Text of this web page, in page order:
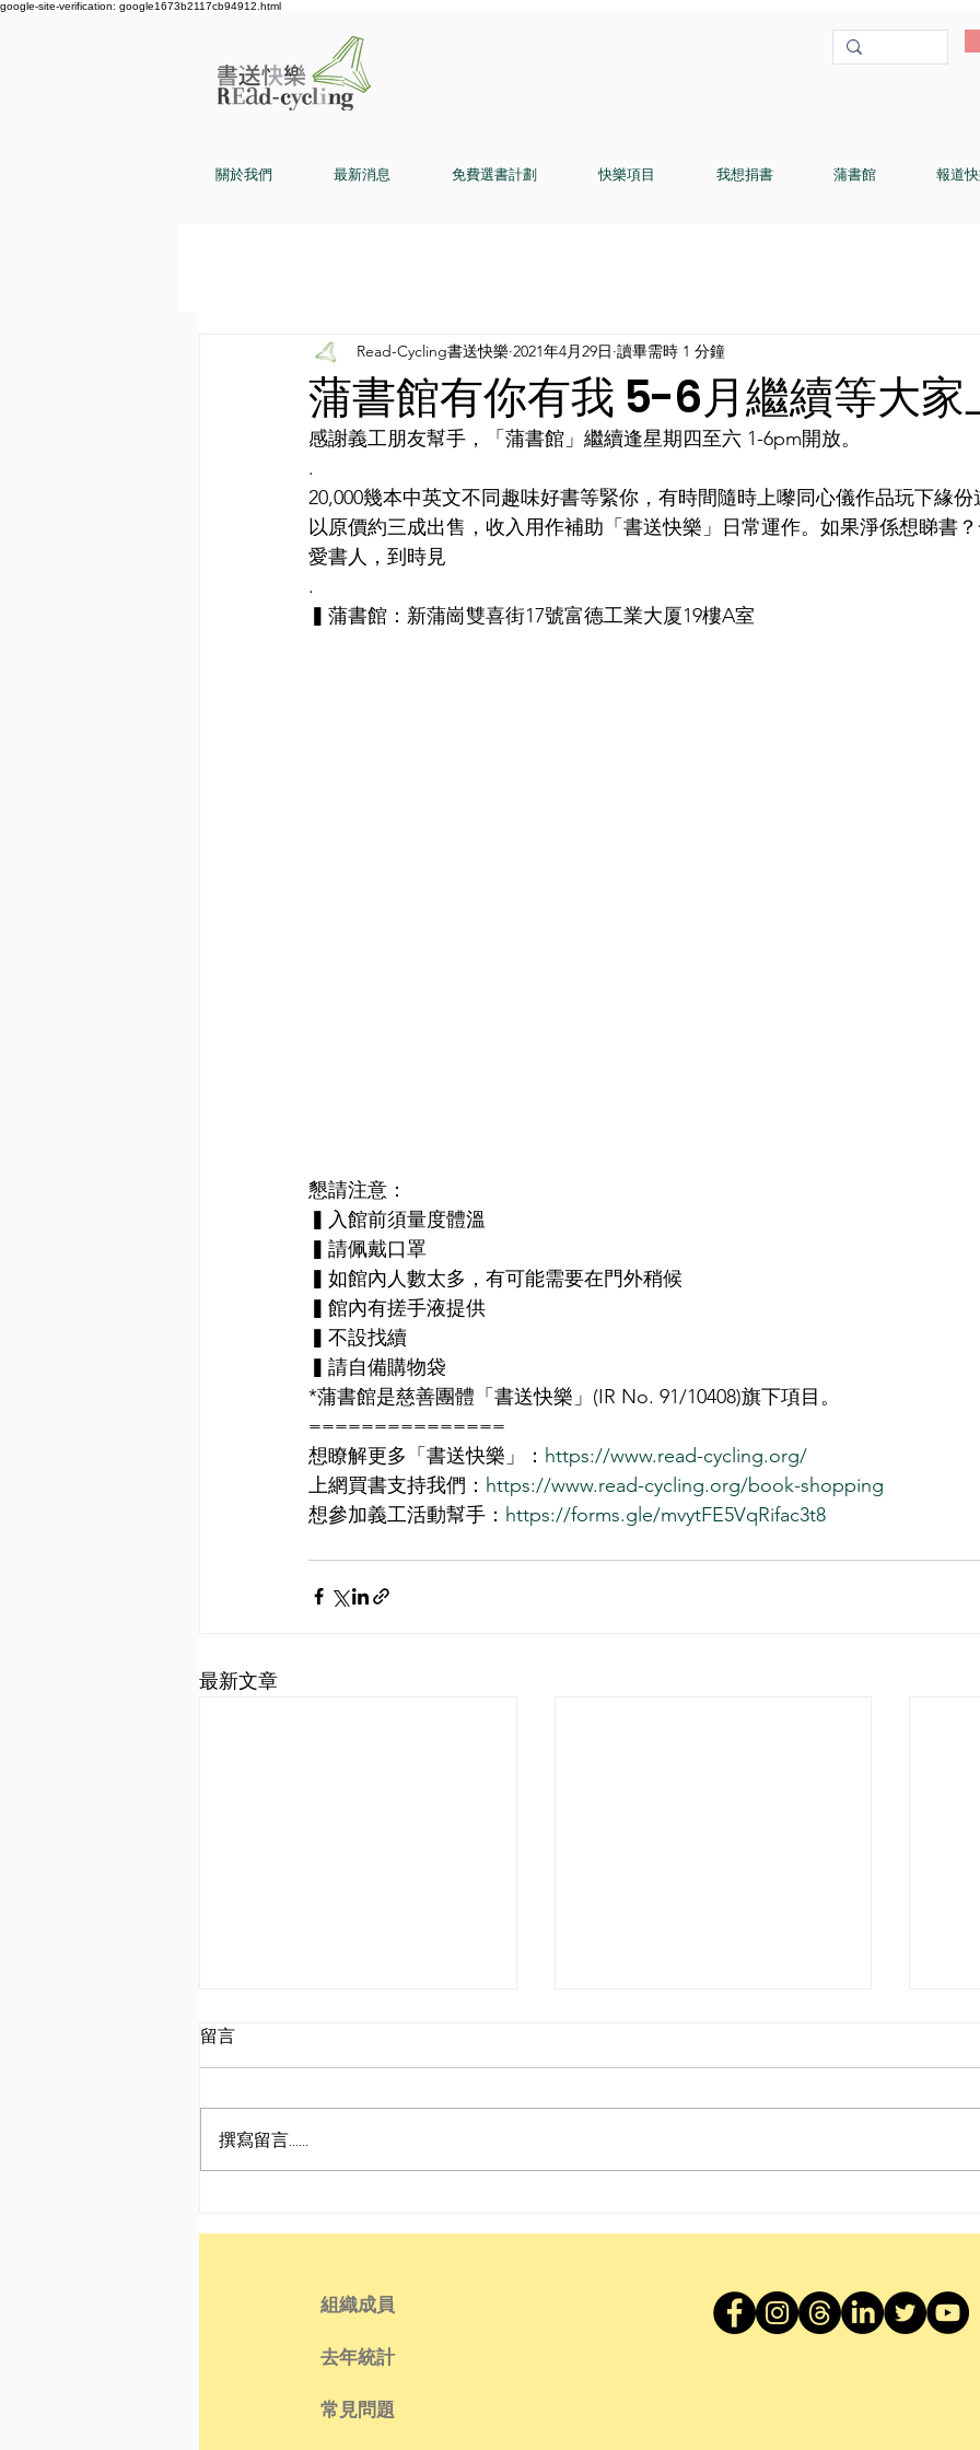
google-site-verification: google1673b2117cb94912.html
關於我們 最新消息 免費選書計劃 快樂項目 我想捐書 蒲書館 報道
蒲書館有你有我 5-6月繼續等大家
Read-Cycling書送快樂 2021年4月29日 讀畢需時 1 分鐘
感謝義工朋友幫手，「蒲書館」繼續逢星期四至六 1-6pm開放。
.
20,000幾本中英文不同趣味好書等緊你，有時間隨時上嚟同心儀作品玩下緣
以原價約三成出售，收入用作補助「書送快樂」日常運作。如果淨係想睇書
愛書人，到時見
.
▍蒲書館：新蒲崗雙喜街17號富德工業大厦19樓A室
懇請注意：
▍入館前須量度體溫
▍請佩戴口罩
▍如館內人數太多，有可能需要在門外稍候
▍館內有搓手液提供
▍不設找續
▍請自備購物袋
*蒲書館是慈善團體「書送快樂」(IR No. 91/10408)旗下項目。
===============
想瞭解更多「書送快樂」： https://www.read-cycling.org/
上網買書支持我們： https://www.read-cycling.org/book-shopping
想參加義工活動幫手： https://forms.gle/mvytFE5VqRifac3t8
最新文章
Unto Death
Socrates
大
留言
撰寫留言......
組織成員
去年統計
常見問題